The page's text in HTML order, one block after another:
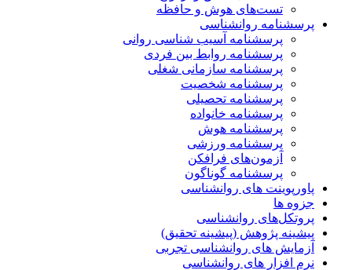
تست‌های هوش و حافظه
پرسشنامه روانشناسی
پرسشنامه آسیب شناسی روانی
پرسشنامه روابط بین فردی
پرسشنامه سازمانی شغلی
پرسشنامه شخصیت
پرسشنامه تحصیلی
پرسشنامه خانواده
پرسشنامه هوش
پرسشنامه ورزشی
آزمون‌های فرافکن
پرسشنامه گوناگون
پاورپوینت های روانشناسی
جزوه ها
پروتکل‌های روانشناسی
پیشینه پژوهش (پیشینه تحقیق)
آزمایش های روانشناسی تجربی
نرم افزار های روانشناسی